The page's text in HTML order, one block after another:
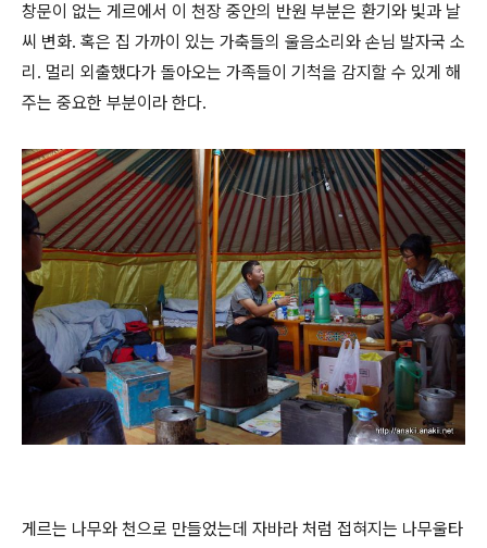
창문이 없는 게르에서 이 천장 중안의 반원 부분은 환기와 빛과 날
씨 변화. 혹은 집 가까이 있는 가축들의 울음소리와 손님 발자국 소
리. 멀리 외출했다가 돌아오는 가족들이 기척을 감지할 수 있게 해
주는 중요한 부분이라 한다.
게르는 나무와 천으로 만들었는데 자바라 처럼 접혀지는 나무울타